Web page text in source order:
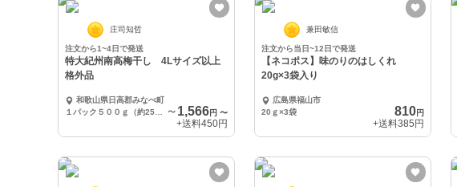
庄司知哲
注文から1~4日で発送
特大紀州南高梅干し 4Lサイズ以上
格外品
和歌山県日高郡みなべ町
〜 1,566円 〜
+送料450円
兼田敏信
注文から当日~12日で発送
【ネコポス】味のりのはしくれ
20g×3袋入り
広島県福山市
20ｇ×3袋
810円
+送料385円